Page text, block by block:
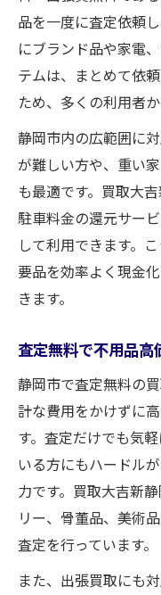
品を一度に査定依頼
にブランド品や家電
テムは、まとめて依
ため、多くの利用者
静岡市内の広範囲に
が難しい方や、重い
も最適です。買取大
駐車料金の還元サー
して利用できます。
要品を効率よく現金
きます。
査定無料で不用品
静岡市で査定無料の
計な費用をかけずに
す。査定だけでも気
いる方にもハードル
力です。買取大吉新
リー、骨董品、美術
査定を行っています。
また、出張買取にも